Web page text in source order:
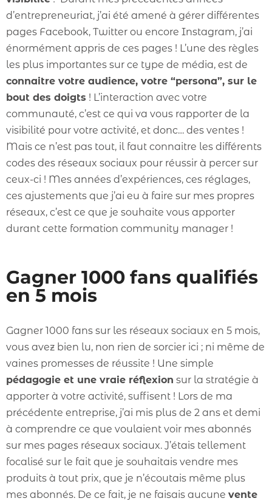
d’entrepreneuriat, j’ai été amené à gérer différentes
pages Facebook, Twitter ou encore Instagram, j’ai
énormément appris de ces pages ! L’une des règles
les plus importantes sur ce type de média, est de
connaitre votre audience, votre “persona”, sur le
bout des doigts ! L’interaction avec votre
communauté, c’est ce qui va vous rapporter de la
visibilité pour votre activité, et donc… des ventes !
Mais ce n’est pas tout, il faut connaitre les différents
codes des réseaux sociaux pour réussir à percer sur
ceux-ci ! Mes années d’expériences, ces réglages,
ces ajustements que j’ai eu à faire sur mes propres
réseaux, c’est ce que je souhaite vous apporter
durant cette formation community manager !
Gagner 1000 fans qualifiés
en 5 mois
Gagner 1000 fans sur les réseaux sociaux en 5 mois,
vous avez bien lu, non rien de sorcier ici ; ni même de
vaines promesses de réussite ! Une simple
pédagogie et une vraie réflexion sur la stratégie à
apporter à votre activité, suffisent ! Lors de ma
précédente entreprise, j’ai mis plus de 2 ans et demi
à comprendre ce que voulaient voir mes abonnés
sur mes pages réseaux sociaux. J’étais tellement
focalisé sur le fait que je souhaitais vendre mes
produits à tout prix, que je n’écoutais même plus
mes abonnés. De ce fait, je ne faisais aucune vente